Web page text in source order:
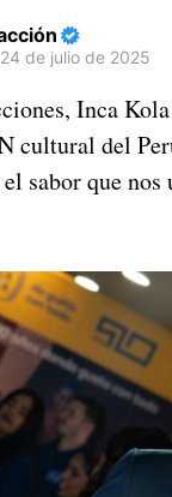
de julio de 2025
Inca
cultural del
sabor que